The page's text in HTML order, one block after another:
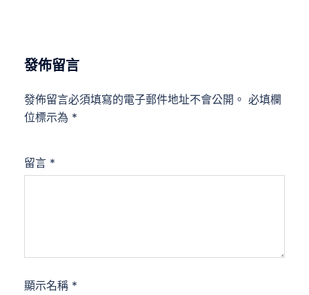
發佈留言
發佈留言必須填寫的電子郵件地址不會公開。 必填欄
位標示為 *
留言 *
顯示名稱 *